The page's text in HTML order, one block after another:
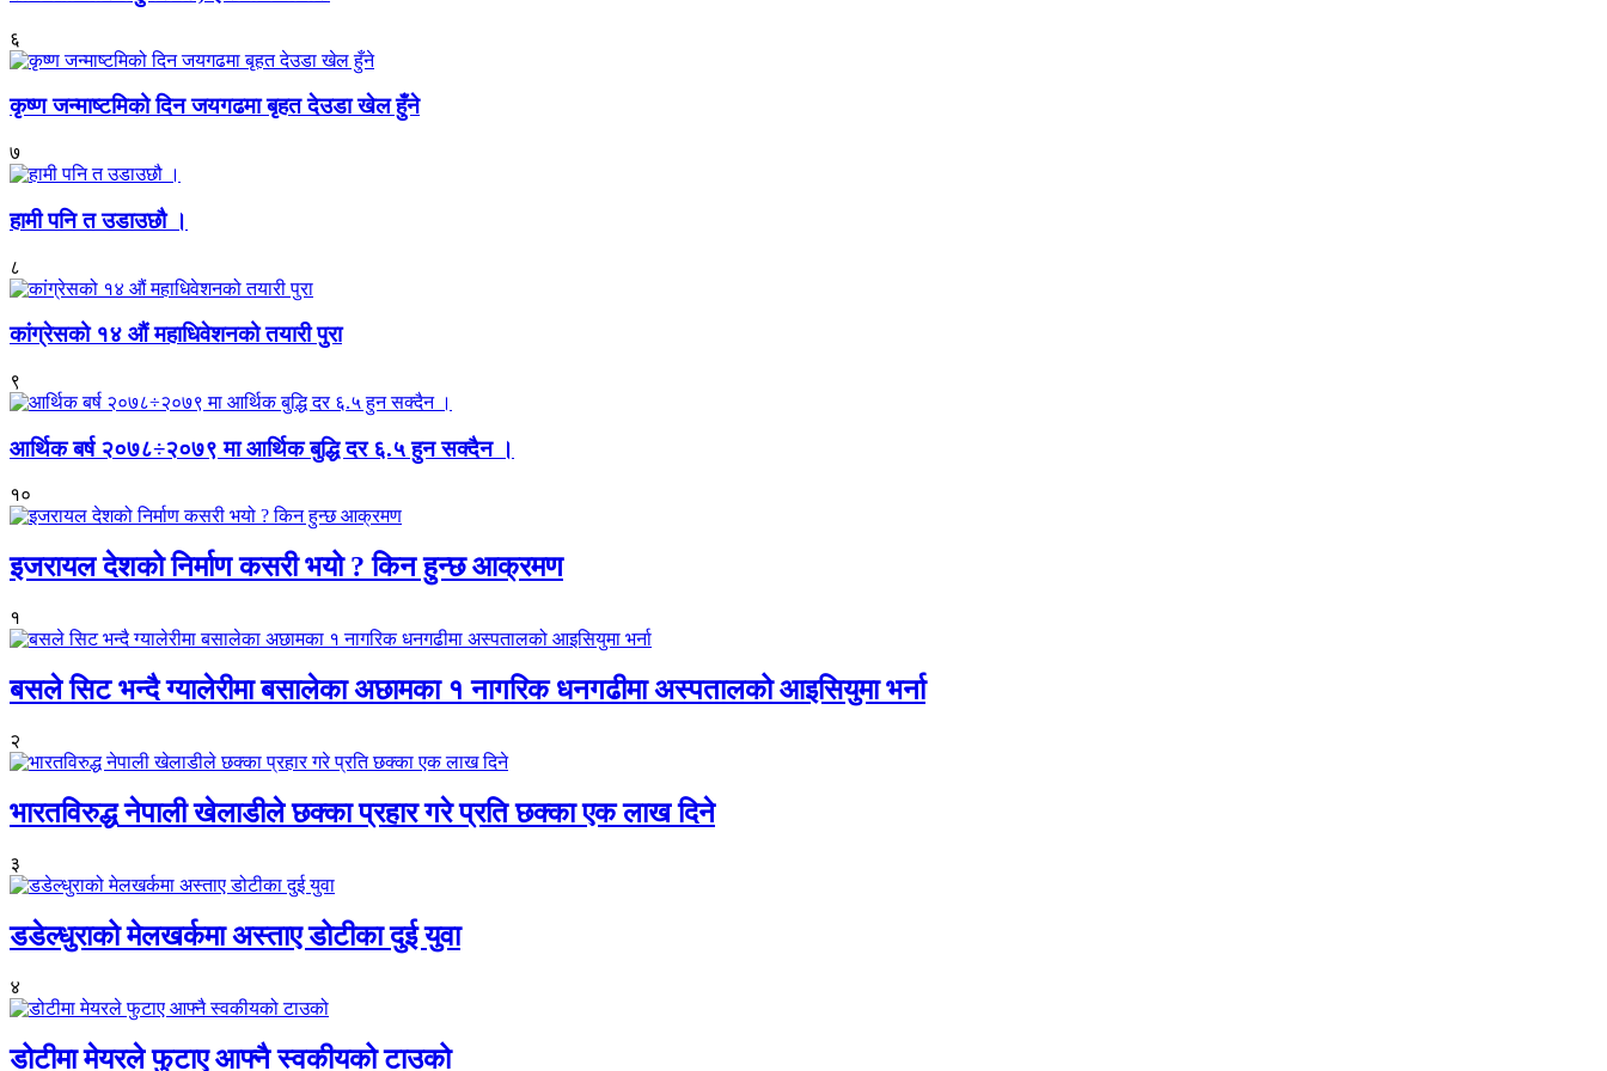
६
कृष्ण जन्माष्टमिको दिन जयगढमा बृहत देउडा खेल हुँने
७
हामी पनि त उडाउछौ ।
८
कांग्रेसको १४ औं महाधिवेशनको तयारी पुरा
९
आर्थिक बर्ष २०७८÷२०७९ मा आर्थिक बुद्धि दर ६.५ हुन सक्दैन ।
१०
इजरायल देशको निर्माण कसरी भयो ? किन हुन्छ आक्रमण
१
बसले सिट भन्दै ग्यालेरीमा बसालेका अछामका १ नागरिक धनगढीमा अस्पतालको आइसियुमा भर्ना
२
भारतविरुद्ध नेपाली खेलाडीले छक्का प्रहार गरे प्रति छक्का एक लाख दिने
३
डडेल्धुराको मेलखर्कमा अस्ताए डोटीका दुई युवा
४
डोटीमा मेयरले फुटाए आफ्नै स्वकीयको टाउको